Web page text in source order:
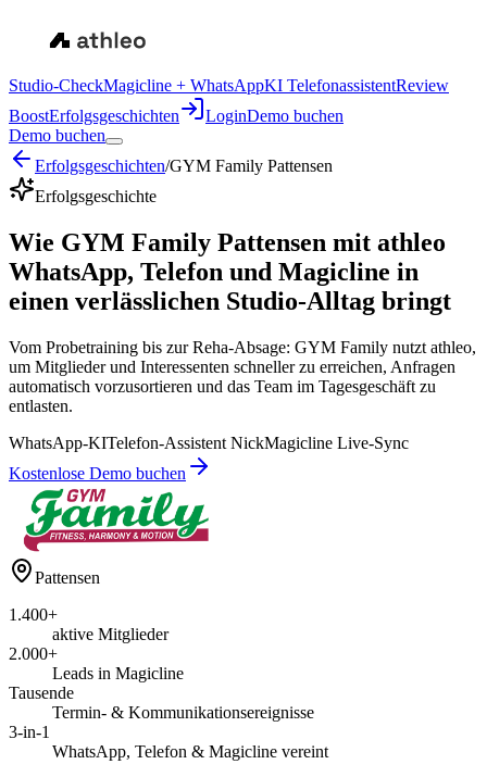
Studio-CheckMagicline + WhatsAppKI TelefonassistentReview
BoostErfolgsgeschichten LoginDemo buchen
Demo buchen
Erfolgsgeschichten/GYM Family Pattensen
Erfolgsgeschichte
Wie GYM Family Pattensen mit athleo
WhatsApp, Telefon und Magicline in
einen verlässlichen Studio-Alltag bringt
Vom Probetraining bis zur Reha-Absage: GYM Family nutzt athleo,
um Mitglieder und Interessenten schneller zu erreichen, Anfragen
automatisch vorzusortieren und das Team im Tagesgeschäft zu
entlasten.
WhatsApp-KITelefon-Assistent NickMagicline Live-Sync
Kostenlose Demo buchen
Pattensen
1.400+
aktive Mitglieder
2.000+
Leads in Magicline
Tausende
Termin- & Kommunikationsereignisse
3-in-1
WhatsApp, Telefon & Magicline vereint